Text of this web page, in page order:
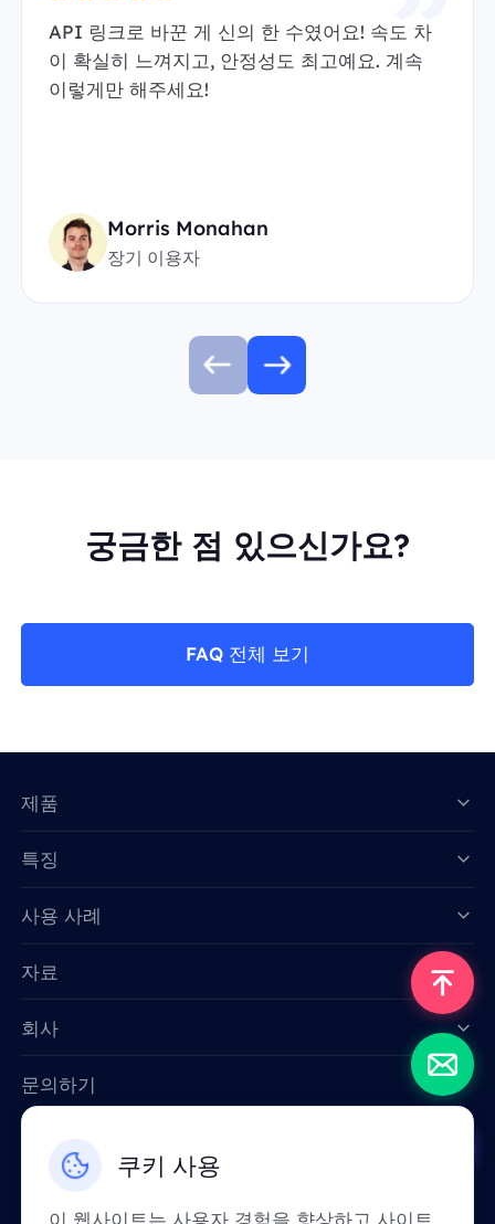
API 링크로 바꾼 게 신의 한 수였어요! 속도 차
이 확실히 느껴지고, 안정성도 최고예요. 계속
이렇게만 해주세요!
Morris Monahan
장기 이용자
궁금한 점 있으신가요?
FAQ 전체 보기
쿠키 사용
이 웹사이트는 사용자 경험을 향상하고 사이트
제품
특징
사용 사례
자료
회사
문의하기
한국인